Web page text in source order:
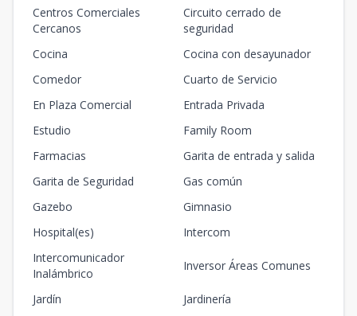
Centros Comerciales
Cercanos
Circuito cerrado de
seguridad
Cocina
Cocina con desayunador
Comedor
Cuarto de Servicio
En Plaza Comercial
Entrada Privada
Estudio
Family Room
Farmacias
Garita de entrada y salida
Garita de Seguridad
Gas común
Gazebo
Gimnasio
Hospital(es)
Intercom
Intercomunicador
Inalámbrico
Inversor Áreas Comunes
Jardín
Jardinería